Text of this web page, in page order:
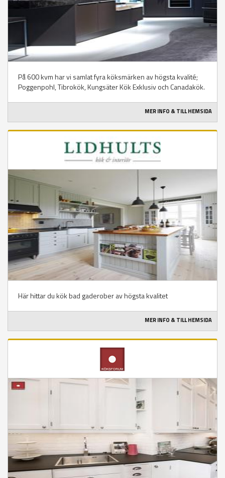
På 600 kvm har vi samlat fyra köksmärken av högsta kvalité;
Poggenpohl, Tibrokök, Kungsäter Kök Exklusiv och Canadakök.
MER INFO & TILL HEMSIDA
Här hittar du kök bad gaderober av högsta kvalitet
MER INFO & TILL HEMSIDA